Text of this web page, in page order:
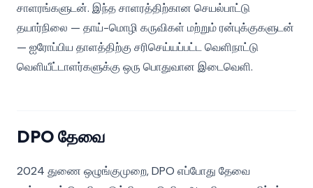
சாளரங்களுடன். இந்த சாளரத்திற்கான செயல்பாட்டு
தயார்நிலை — தாய்-மொழி கருவிகள் மற்றும் ரன்புக்குகளுடன்
— ஐரோப்பிய தாளத்திற்கு சரிசெய்யப்பட்ட வெளிநாட்டு
வெளியீட்டாளர்களுக்கு ஒரு பொதுவான இடைவெளி.
DPO தேவை
2024 துணை ஒழுங்குமுறை, DPO எப்போது தேவை